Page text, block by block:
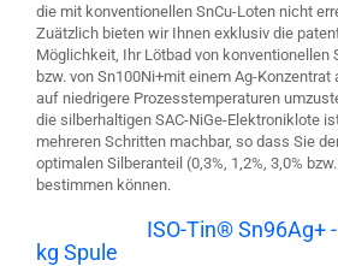
die mit konventionellen SnCu-Loten nicht
Zuätzlich bieten wir Ihnen exklusiv die
Möglichkeit, Ihr Lötbad von konventionellen
bzw. von Sn100Ni+mit einem Ag-
auf niedrigere Prozesstemperaturen
die silberhaltigen SAC-NiGe-Elektroniklote
mehreren Schritten machbar, so dass Sie
optimalen Silberanteil (0,3%, 1,2%, 3,0%
bestimmen können.
ISO-Tin® Sn96Ag+
kg Spule